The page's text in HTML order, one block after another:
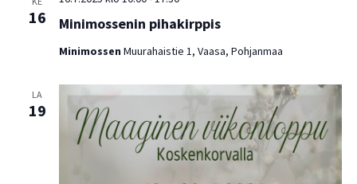
16 Minimossenin pihakirppis
Minimossen Muurahaistie 1, Vaasa, Pohjanmaa
LA
19